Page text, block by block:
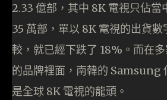
2.33 億部，其中 8K 電視只佔當
35 萬部，單以 8K 電視的出貨
較，就已經下跌了 18%。而在
的品牌裡面，南韓的 Samsung
是全球 8K 電視的龍頭。